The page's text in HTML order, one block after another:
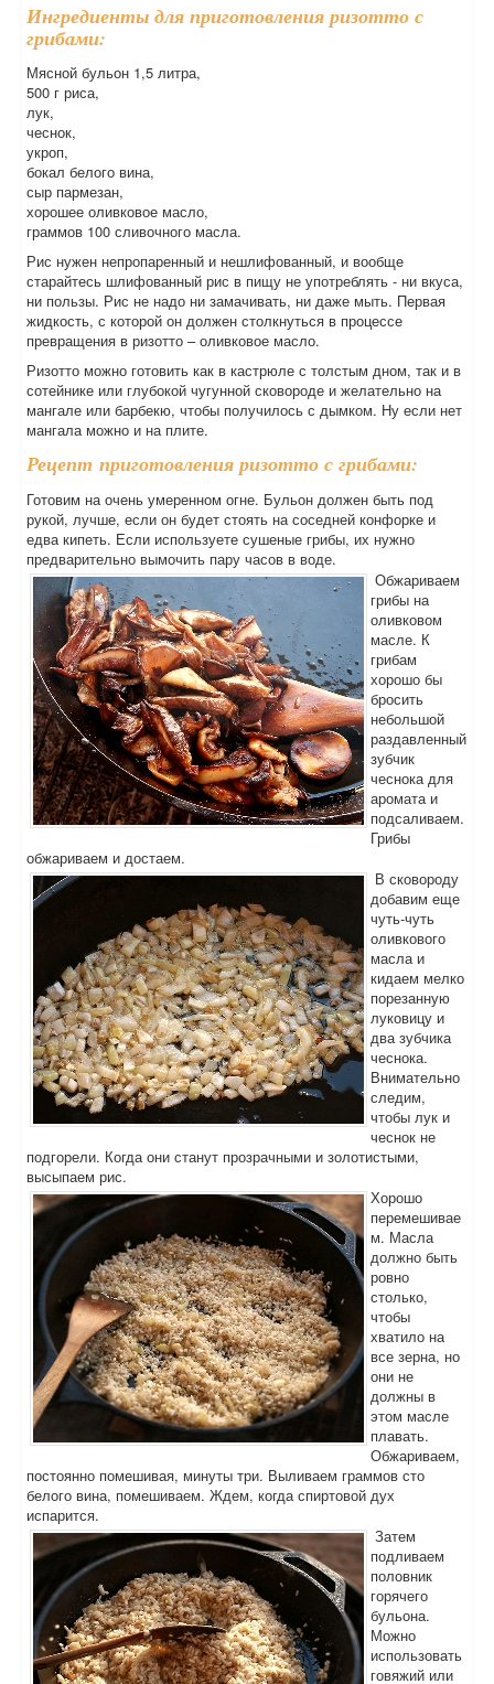
Ингредиенты для приготовления ризотто с
грибами:
Мясной бульон 1,5 литра,
500 г риса,
лук,
чеснок,
укроп,
бокал белого вина,
сыр пармезан,
хорошее оливковое масло,
граммов 100 сливочного масла.
Рис нужен непропаренный и нешлифованный, и вообще
старайтесь шлифованный рис в пищу не употреблять - ни вкуса,
ни пользы. Рис не надо ни замачивать, ни даже мыть. Первая
жидкость, с которой он должен столкнуться в процессе
превращения в ризотто – оливковое масло.
Ризотто можно готовить как в кастрюле с толстым дном, так и в
сотейнике или глубокой чугунной сковороде и желательно на
мангале или барбекю, чтобы получилось с дымком. Ну если нет
мангала можно и на плите.
Рецепт приготовления ризотто с грибами:
Готовим на очень умеренном огне. Бульон должен быть под
рукой, лучше, если он будет стоять на соседней конфорке и
едва кипеть. Если используете сушеные грибы, их нужно
предварительно вымочить пару часов в воде.
Обжариваем
грибы на
оливковом
масле. К
грибам
хорошо бы
бросить
небольшой
раздавленный
зубчик
чеснока для
аромата и
подсаливаем.
Грибы
обжариваем и достаем.
В сковороду
добавим еще
чуть-чуть
оливкового
масла и
кидаем мелко
порезанную
луковицу и
два зубчика
чеснока.
Внимательно
следим,
чтобы лук и
чеснок не
подгорели. Когда они станут прозрачными и золотистыми,
высыпаем рис.
Хорошо
перемешивае
м. Масла
должно быть
ровно
столько,
чтобы
хватило на
все зерна, но
они не
должны в
этом масле
плавать.
Обжариваем,
постоянно помешивая, минуты три. Выливаем граммов сто
белого вина, помешиваем. Ждем, когда спиртовой дух
испарится.
Затем
подливаем
половник
горячего
бульона.
Можно
использовать
говяжий или